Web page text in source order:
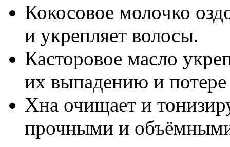
Кокосовое молочко
и укрепляет волосы.
Касторовое масло
их выпадению и потере
Хна очищает и
прочными и